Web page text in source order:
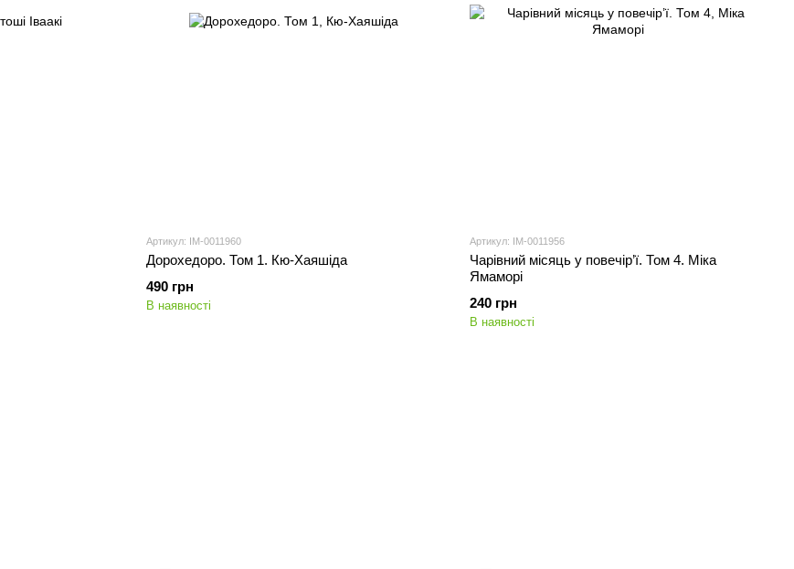
Артикул: IM-0011960
Дорохедоро. Том 1. Кю-Хаяшіда
490 грн
В наявності
Артикул: IM-0011956
Чарівний місяць у повечір’ї. Том 4. Міка
Ямаморі
240 грн
В наявності